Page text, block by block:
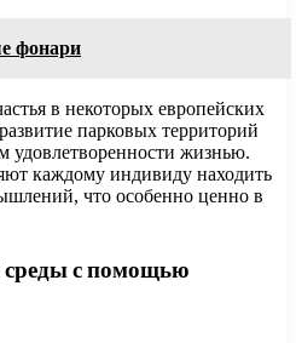
фонари
в некоторых европейских
парковых территорий
удовлетворенности жизнью.
каждому индивиду находить
что особенно ценно в
с помощью